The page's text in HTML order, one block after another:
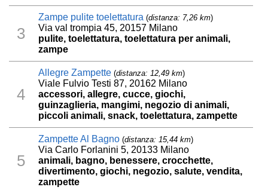
3
Zampe pulite toelettatura (distanza: 7,26 km)
Via val trompia 45, 20157 Milano
pulite, toelettatura, toelettatura per animali,
zampe
4
Allegre Zampette (distanza: 12,49 km)
Viale Fulvio Testi 87, 20162 Milano
accessori, allegre, cucce, giochi,
guinzaglieria, mangimi, negozio di animali,
piccoli animali, snack, toelettatura, zampette
5
Zampette Al Bagno (distanza: 15,44 km)
Via Carlo Forlanini 5, 20133 Milano
animali, bagno, benessere, crocchette,
divertimento, giochi, negozio, salute, vendita,
zampette